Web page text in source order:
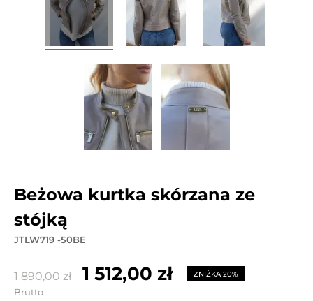
beżowa kurtka skórzana ze
stójką
JTLW719 -50BE
1 890,00 zł 1 512,00 zł ZNIŻKA 20%
Brutto